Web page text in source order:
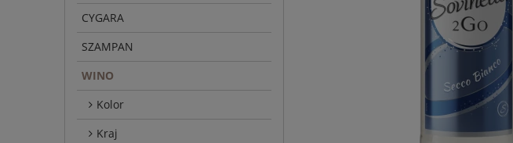
CYGARA
SZAMPAN
WINO
Kolor
Kraj